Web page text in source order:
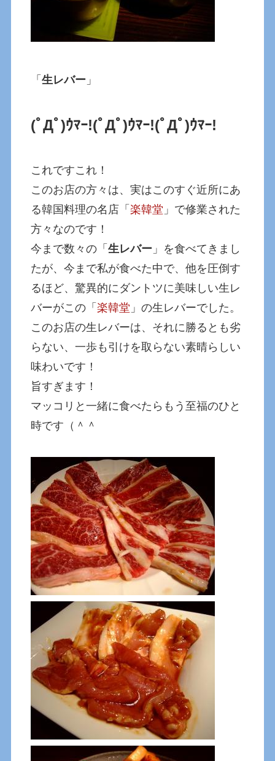
「生レバー 」
(ﾟДﾟ)ｳﾏｰ!(ﾟДﾟ)ｳﾏｰ!(ﾟДﾟ)ｳﾏｰ!
これですこれ！
このお店の方々は、実はこのすぐ近所にあ
る韓国料理の名店「楽韓堂 」で修業された
方々なのです！
今まで数々の「生レバー 」を食べてきまし
たが、今まで私が食べた中で、他を圧倒す
るほど、驚異的にダントツに美味しい生レ
バーがこの「楽韓堂 」の生レバーでした。
このお店の生レバーは、それに勝るとも劣
らない、一歩も引けを取らない素晴らしい
味わいです！
旨すぎます！
マッコリと一緒に食べたらもう至福のひと
時です（＾＾